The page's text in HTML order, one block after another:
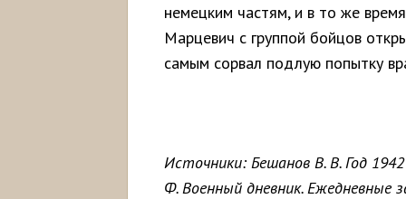
немецким частям, и в то же
Марцевич с группой бойцов
самым сорвал подлую попытку
Источники: Бешанов В. В. Год
Ф. Военный дневник. Ежедневные